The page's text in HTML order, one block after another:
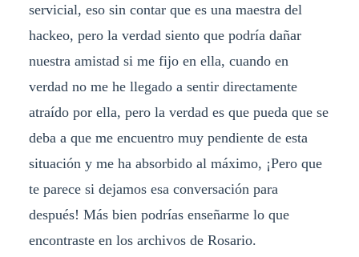
servicial, eso sin contar que es una maestra del
hackeo, pero la verdad siento que podría dañar
nuestra amistad si me fijo en ella, cuando en
verdad no me he llegado a sentir directamente
atraído por ella, pero la verdad es que pueda que se
deba a que me encuentro muy pendiente de esta
situación y me ha absorbido al máximo, ¡Pero que
te parece si dejamos esa conversación para
después! Más bien podrías enseñarme lo que
encontraste en los archivos de Rosario.